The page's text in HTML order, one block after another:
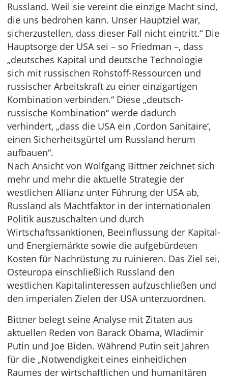
Russland. Weil sie vereint die einzige Macht sind,
die uns bedrohen kann. Unser Hauptziel war,
sicherzustellen, dass dieser Fall nicht eintritt.“ Die
Hauptsorge der USA sei – so Friedman –, dass
„deutsches Kapital und deutsche Technologie
sich mit russischen Rohstoff-Ressourcen und
russischer Arbeitskraft zu einer einzigartigen
Kombination verbinden.“ Diese „deutsch-
russische Kombination“ werde dadurch
verhindert, „dass die USA ein ‚Cordon Sanitaire‘,
einen Sicherheitsgürtel um Russland herum
aufbauen“.
Nach Ansicht von Wolfgang Bittner zeichnet sich
mehr und mehr die aktuelle Strategie der
westlichen Allianz unter Führung der USA ab,
Russland als Machtfaktor in der internationalen
Politik auszuschalten und durch
Wirtschaftssanktionen, Beeinflussung der Kapital-
und Energiemärkte sowie die aufgebürdeten
Kosten für Nachrüstung zu ruinieren. Das Ziel sei,
Osteuropa einschließlich Russland den
westlichen Kapitalinteressen aufzuschließen und
den imperialen Zielen der USA unterzuordnen.
Bittner belegt seine Analyse mit Zitaten aus
aktuellen Reden von Barack Obama, Wladimir
Putin und Joe Biden. Während Putin seit Jahren
für die „Notwendigkeit eines einheitlichen
Raumes der wirtschaftlichen und humanitären